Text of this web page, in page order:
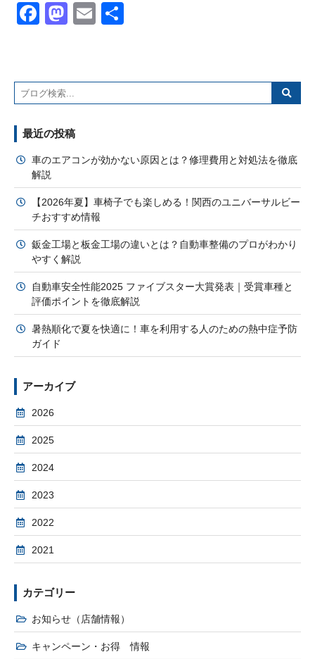
Facebook
Mastodon
Email
最近の投稿
車のエアコンが効かない原因とは？修理費用と対処法を徹底
解説
【2026年夏】車椅子でも楽しめる！関西のユニバーサルビー
チおすすめ情報
鈑金工場と板金工場の違いとは？自動車整備のプロがわかり
やすく解説
自動車安全性能2025 ファイブスター大賞発表｜受賞車種と
評価ポイントを徹底解説
暑熱順化で夏を快適に！車を利用する人のための熱中症予防
ガイド
アーカイブ
2026
2025
2024
2023
2022
2021
カテゴリー
お知らせ（店舗情報）
キャンペーン・お得 情報